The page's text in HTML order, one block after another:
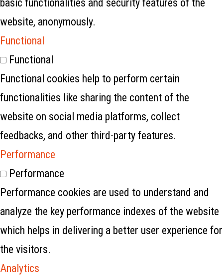
basic functionalities and security features of the
website, anonymously.
Functional
Functional
Functional cookies help to perform certain
functionalities like sharing the content of the
website on social media platforms, collect
feedbacks, and other third-party features.
Performance
Performance
Performance cookies are used to understand and
analyze the key performance indexes of the website
which helps in delivering a better user experience for
the visitors.
Analytics